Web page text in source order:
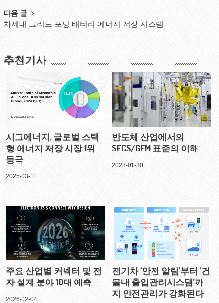
다음 글
차세대 그리드 포밍 배터리 에너지 저장 시스템
추천기사
시그에너지, 글로벌 스택
형 에너지 저장 시장 1위
등극
2025-03-11
반도체 산업에서의
SECS/GEM 표준의 이해
2023-01-30
주요 산업별 커넥터 및 전
자 설계 분야 10대 예측
2026-02-04
전기차 ‘안전 알림’부터 ‘건
물내 출입관리시스템’까
지 안전관리가 강화된다